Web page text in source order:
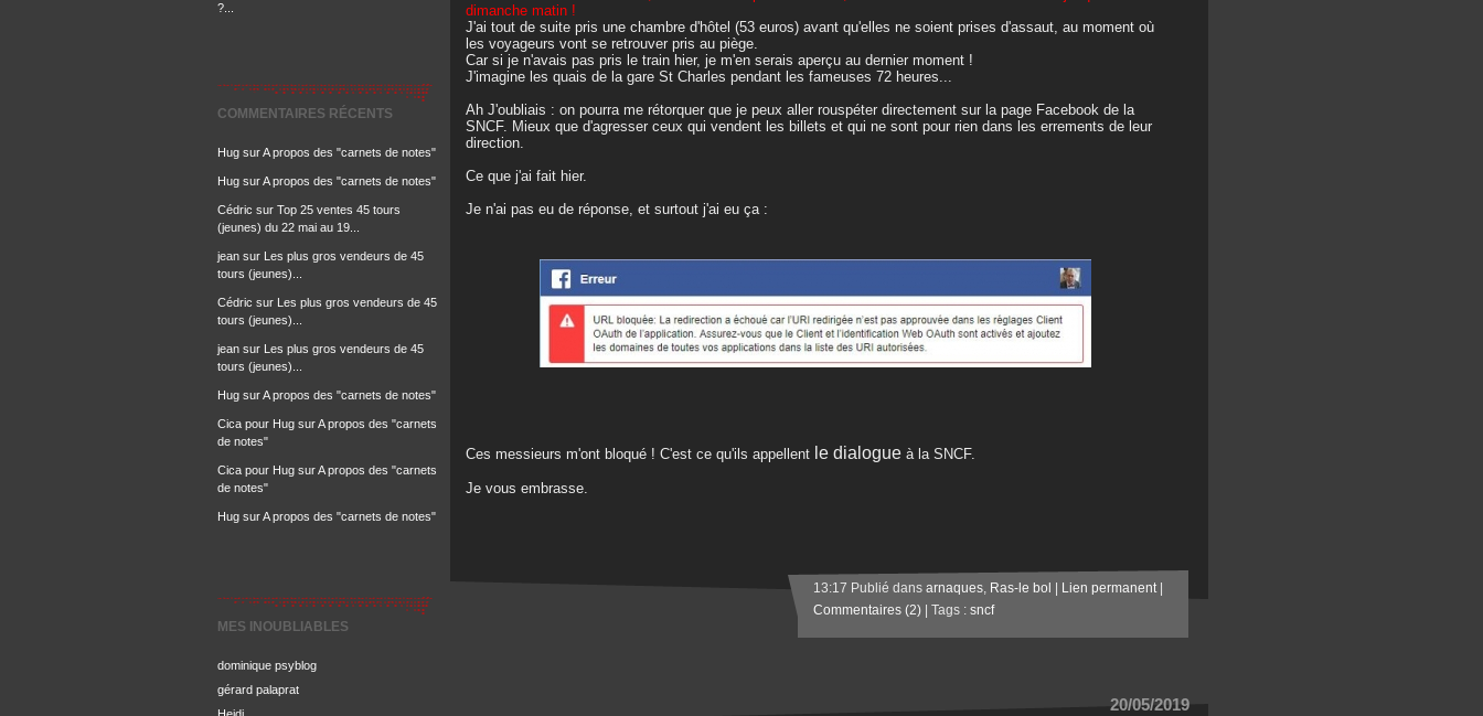
?...
COMMENTAIRES RÉCENTS
Hug surA propos des "carnets de notes"
Hug surA propos des "carnets de notes"
Cédric sur Top 25 ventes 45 tours
(jeunes) du 22 mai au 19...
jean sur Les plus gros vendeurs de 45
tours (jeunes)...
Cédric sur Les plus gros vendeurs de 45
tours (jeunes)...
jean sur Les plus gros vendeurs de 45
tours (jeunes)...
Hug surA propos des "carnets de notes"
Cica pour Hug surA propos des "carnets
de notes"
Cica pour Hug surA propos des "carnets
de notes"
Hug surA propos des "carnets de notes"
MES INOUBLIABLES
dominique psyblog
gérard palaprat
dimanche matin !
J'ai tout de suite pris une chambre d'hôtel (53 euros) avant qu'elles ne soient prises d'assaut, au moment où
les voyageurs vont se retrouver pris au piège.
Car si je n'avais pas pris le train hier, je m'en serais aperçu au dernier moment !
J'imagine les quais de la gare St Charles pendant les fameuses 72 heures...
Ah J'oubliais : on pourra me rétorquer que je peux aller rouspéter directement sur la page Facebook de la
SNCF. Mieux que d'agresser ceux qui vendent les billets et qui ne sont pour rien dans les errements de leur
direction.
Ce que j'ai fait hier.
Je n'ai pas eu de réponse, et surtout j'ai eu ça :
Ces messieurs m'ont bloqué ! C'est ce qu'ils appellent le dialogue à la SNCF.
Je vous embrasse.
13:17 Publié dans arnaques, Ras-le bol | Lien permanent|
Commentaires (2) | Tags : sncf
20/05/2019